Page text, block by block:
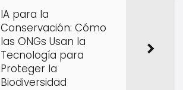
IA para la
Conservación: Cómo
las ONGs Usan la
Tecnología para
Proteger la
Biodiversidad